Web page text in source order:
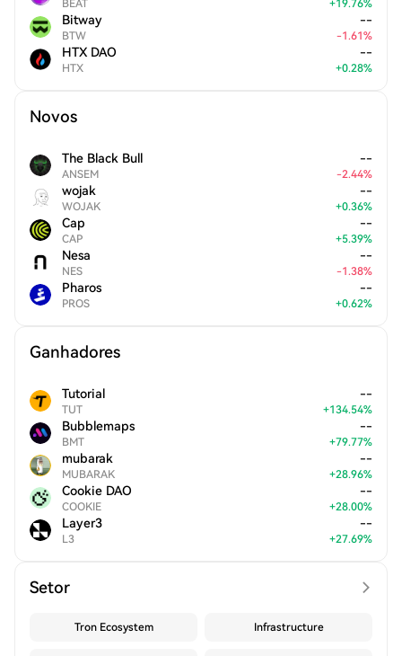
BEAT +19.76%
Bitway
BTW
--
-1.61%
HTX DAO
HTX
--
+0.28%
Novos
The Black Bull
ANSEM
--
-2.44%
wojak
WOJAK
--
+0.36%
Cap
CAP
--
+5.39%
Nesa
NES
--
-1.38%
Pharos
PROS
--
+0.62%
Ganhadores
Tutorial
TUT
--
+134.54%
Bubblemaps
BMT
--
+79.77%
mubarak
MUBARAK
--
+28.96%
Cookie DAO
COOKIE
--
+28.00%
Layer3
L3
--
+27.69%
Setor
Tron Ecosystem Infrastructure